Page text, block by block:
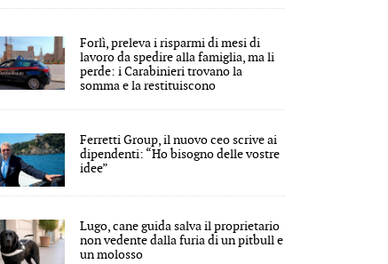
Forlì, preleva i risparmi di mesi di
lavoro da spedire alla famiglia, ma li
perde: i Carabinieri trovano la
somma e la restituiscono
Ferretti Group, il nuovo ceo scrive ai
dipendenti: “Ho bisogno delle vostre
idee”
Lugo, cane guida salva il proprietario
non vedente dalla furia di un pitbull e
un molosso